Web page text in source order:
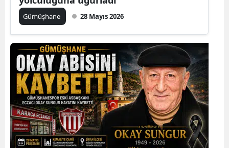
Elazığ
Erzincan
Erzurum
Eskişehir
Gaziantep
Giresun
Gümüşhane 28 Mayıs 2026